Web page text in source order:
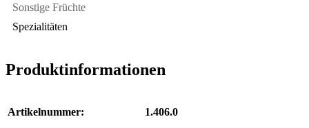
Sonstige Früchte
Spezialitäten
Produktinformationen
Artikelnummer:
1.406.0